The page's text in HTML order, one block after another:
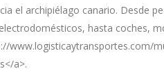
el archipiélago canario. Desde
hasta coches,
www.logisticaytransportes.com/
a>.